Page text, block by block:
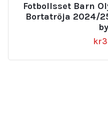
Fotbollsset Barn
Bortatröja 2024/
kr